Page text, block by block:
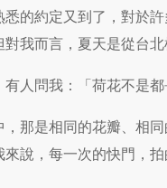
悉的約定又到了，對於
我而言，夏天是從台
人問我：「荷花不是
，那是相同的花瓣、相
來說，每一次的快門，